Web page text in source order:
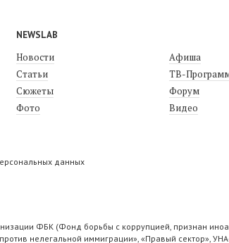
NEWSLAB
Новости
Статьи
Сюжеты
Фото
Афиша
ТВ-
Форум
Видео
данных
ФБК (Фонд борьбы с коррупцией, признан
нелегальной иммиграции», «Правый сектор»,